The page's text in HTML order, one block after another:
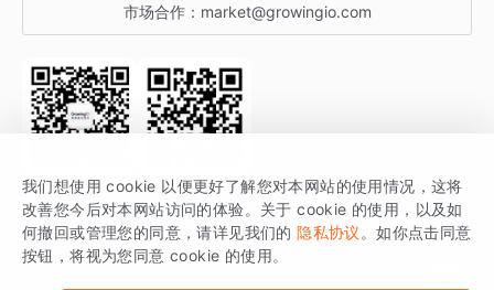
开发者文档
SDK 文档
场景指南
行业活动
市场合作： market@growingio.com
关注公众号 获取更多干货
GrowingIO 是专注于数据智能分析与增长的品牌，核心平台为 GrowingIO
分析云。
我们想使用 cookie 以便更好了解您对本网站的使用情况，这将
改善您今后对本网站访问的体验。关于 cookie 的使用，以及如
何撤回或管理您的同意，请详见我们的 隐私协议 。如你点击同意
按钮，将视为您同意 cookie 的使用。